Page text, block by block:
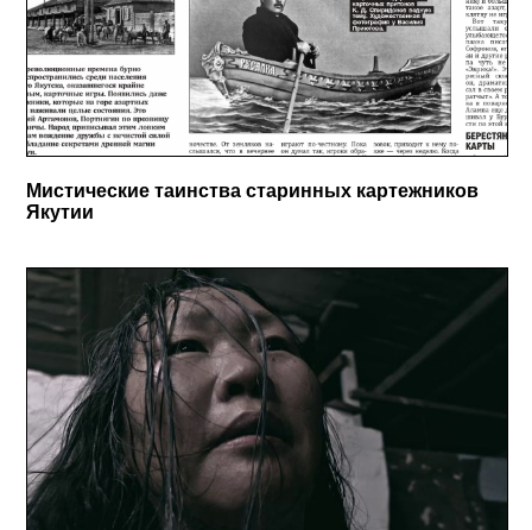
Мистические таинства старинных картежников
Якутии